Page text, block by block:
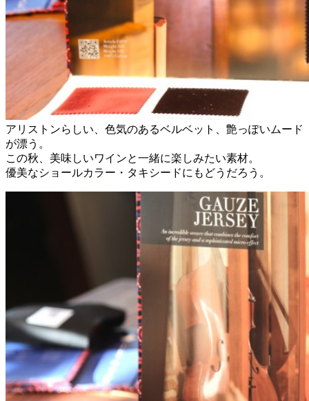
アリストンらしい、色気のあるベルベット、艶っぽいムード
が漂う。
この秋、美味しいワインと一緒に楽しみたい素材。
優美なショールカラー・タキシードにもどうだろう。